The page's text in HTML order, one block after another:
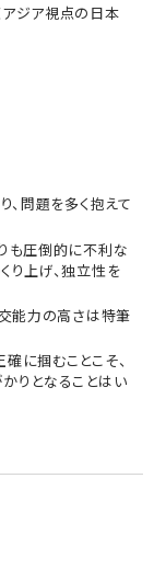
ジア視点の日本
、問題を多く抱えて
も圧倒的に不利な
り上げ、独立性を
交能力の高さは特筆
に掴むことこそ、
りとなることはい